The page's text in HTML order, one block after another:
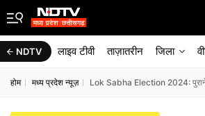
NDTV लाइव टीवी ताज़ातरीन जिला
होम मध्य प्रदेश न्यूज़ Lok Sabha Election 2024: पुराने